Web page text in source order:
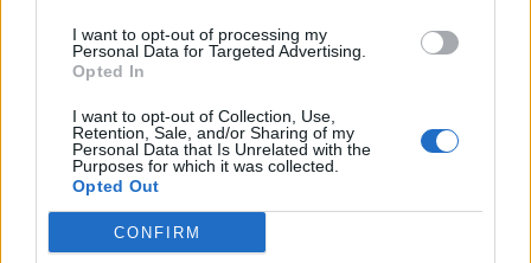
I want to opt-out of processing my
Personal Data for Targeted Advertising.
Opted In
I want to opt-out of Collection, Use,
Retention, Sale, and/or Sharing of my
Personal Data that Is Unrelated with the
Purposes for which it was collected.
Opted Out
CONFIRM
Regina com corrente para a KTM 1390 Super
Duke RR Track
A Regina Catene Calibrate S.p.A., líder global em sistemas
de transmissão de alto desempenho, estabeleceu uma
parceria técnica com...